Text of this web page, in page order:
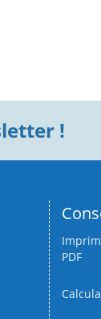
!
PDF